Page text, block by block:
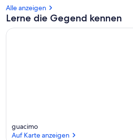
Alle anzeigen
Lerne die Gegend kennen
guacimo
Auf Karte anzeigen